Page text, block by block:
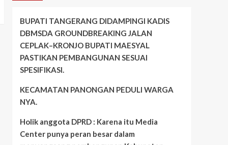
BUPATI TANGERANG DIDAMPINGI KADIS
DBMSDA GROUNDBREAKING JALAN
CEPLAK–KRONJO BUPATI MAESYAL
PASTIKAN PEMBANGUNAN SESUAI
SPESIFIKASI.
KECAMATAN PANONGAN PEDULI WARGA
NYA.
Holik anggota DPRD : Karena itu Media
Center punya peran besar dalam